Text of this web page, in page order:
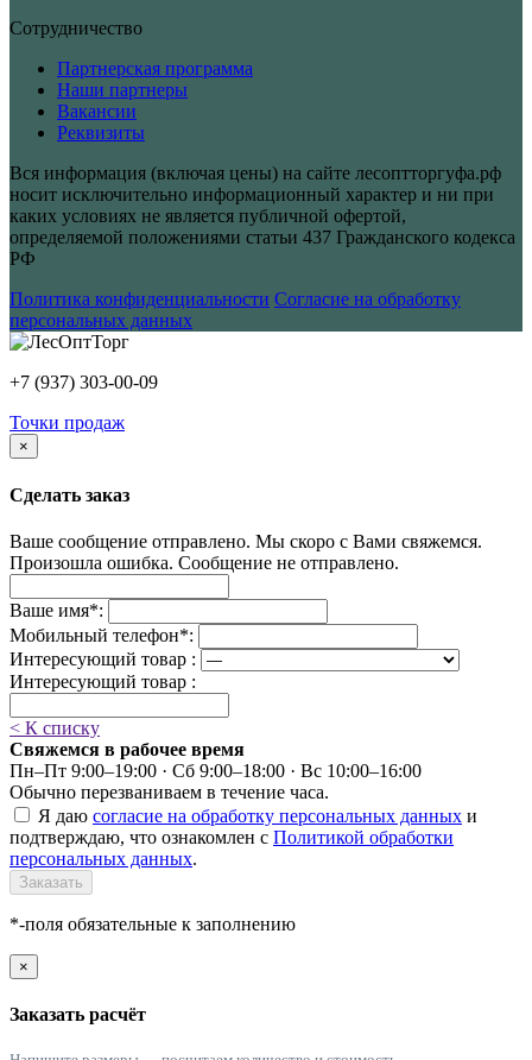
Сотрудничество
Партнерская программа
Наши партнеры
Вакансии
Реквизиты
Вся информация (включая цены) на сайте лесоптторгуфа.рф
носит исключительно информационный характер и ни при
каких условиях не является публичной офертой,
определяемой положениями статьи 437 Гражданского кодекса
РФ
Политика конфиденциальности Согласие на обработку
персональных данных
+7 (937) 303-00-09
Точки продаж
×
Сделать заказ
Ваше сообщение отправлено. Мы скоро с Вами свяжемся.
Произошла ошибка. Сообщение не отправлено.
Ваше имя*:
Мобильный телефон*:
Интересующий товар :
Интересующий товар :
< К списку
Свяжемся в рабочее время
Пн–Пт 9:00–19:00 · Сб 9:00–18:00 · Вс 10:00–16:00
Обычно перезваниваем в течение часа.
Я даю согласие на обработку персональных данных и
подтверждаю, что ознакомлен с Политикой обработки
персональных данных.
Заказать
*-поля обязательные к заполнению
×
Заказать расчёт